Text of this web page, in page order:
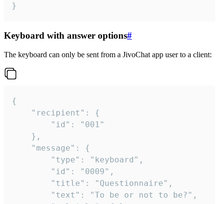
}
Keyboard with answer options#
The keyboard can only be sent from a JivoChat app user to a client:
{